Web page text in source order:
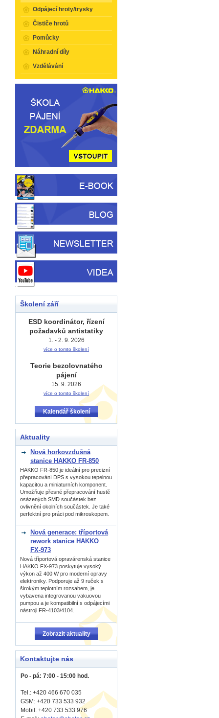
Odpájecí hroty/trysky
Čističe hrotů
Pomůcky
Náhradní díly
Vzdělávání
Školení září
ESD koordinátor, řízení
požadavků antistatiky
1. - 2. 9. 2026
více o tomto školení
Teorie bezolovnatého
pájení
15. 9. 2026
více o tomto školení
Kalendář školení
Aktuality
Nová horkovzdušná
stanice HAKKO FR-850
HAKKO FR-850 je ideální pro precizní
přepracování DPS s vysokou tepelnou
kapacitou a miniaturních komponent.
Umožňuje přesné přepracování hustě
osázených SMD součástek bez
ovlivnění okolních součástek. Je také
perfektní pro práci pod mikroskopem.
Nová generace: tříportová
rework stanice HAKKO
FX-973
Nová tříportová opravárenská stanice
HAKKO FX-973 poskytuje vysoký
výkon až 400 W pro moderní opravy
elektroniky. Podporuje až 9 ruček s
širokým teplotním rozsahem, je
vybavena integrovanou vakuovou
pumpou a je kompatibilní s odpájecími
nástroji FR-4103/4104.
Zobrazit aktuality
Kontaktujte nás
Po - pá: 7:00 - 15:00 hod.
Tel.: +420 466 670 035
GSM: +420 733 533 932
Mobil: +420 733 533 976